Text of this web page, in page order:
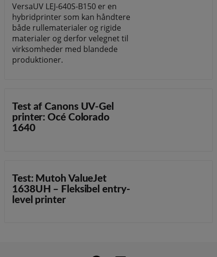
VersaUV LEJ-640S-B150 er en
hybridprinter som kan håndtere
både rullematerialer og rigide
materialer og derfor velegnet til
virksomheder med blandede
produktioner.
Test af Canons UV-Gel
printer: Océ Colorado
1640
Test: Mutoh ValueJet
1638UH – Fleksibel entry-
level printer